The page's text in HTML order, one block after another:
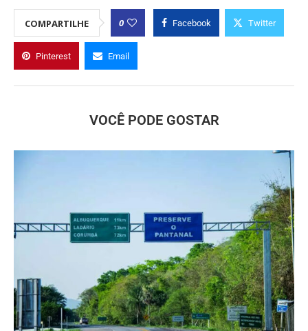
COMPARTILHE 0 Facebook Twitter
Pinterest Email
VOCÊ PODE GOSTAR